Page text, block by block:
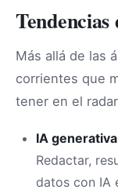
Más allá de las
corrientes que
tener en el
IA
Redactar,
datos con IA